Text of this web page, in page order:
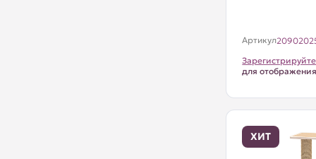
Артикул
для
ХИТ